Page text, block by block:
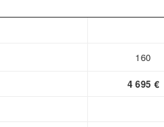
160
4 695 €